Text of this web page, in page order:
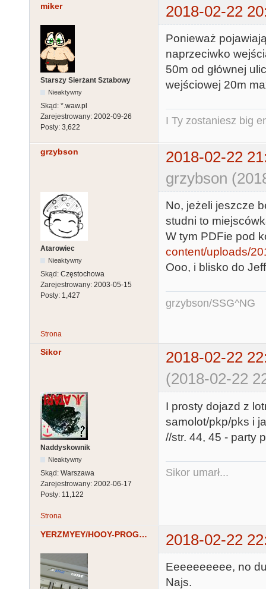
miker 2018-02-22
Starszy Sierżant Sztabowy
Nieaktywny
Skąd: *.waw.pl
Zarejestrowany: 2002-09-26
Posty: 3,622
Ponieważ
naprzeciwko
50m od głównej
wejściowej 20m
I Ty zostaniesz big
grzybson
2018-02-22
grzybson
Atarowiec
Nieaktywny
Skąd: Częstochowa
Zarejestrowany: 2003-05-15
Posty: 1,427
No, jeżeli jeszcze
studni to
W tym PDFie pod
content/uploads/
Ooo, i blisko do
grzybson/SSG^NG
Strona
Sikor
2018-02-22
(2018-02-22
Naddyskownik
Nieaktywny
Skąd: Warszawa
Zarejestrowany: 2002-06-17
Posty: 11,122
I prosty dojazd z
samolot/pkp/pks i
//str. 44, 45 - party
Sikor umarł...
Strona
YERZMYEY/HOOY-PROGRAM 2018-02-22
Eeeeeeeeee, no
Najs.